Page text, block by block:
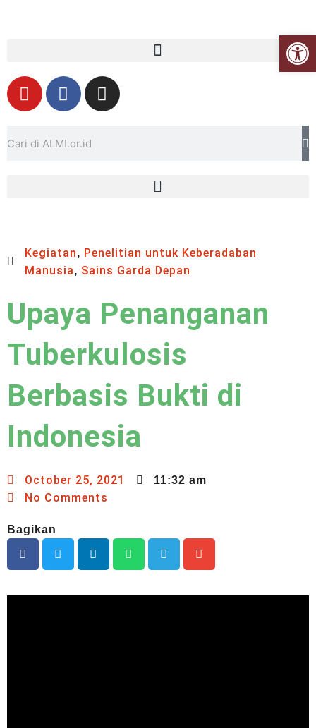
Kegiatan, Penelitian untuk Keberadaban
Manusia, Sains Garda Depan
Upaya Penanganan
Tuberkulosis
Berbasis Bukti di
Indonesia
October 25, 2021 11:32 am
No Comments
Bagikan